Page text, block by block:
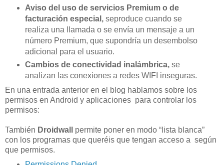
Aviso del uso de servicios Premium o de
facturación especial,seproduce cuando se
realiza una llamada o se envía un mensaje a un
número Premium, que supondría un desembolso
adicional para el usuario.
Cambios de conectividad inalámbrica,se
analizan las conexiones a redes WIFI inseguras.
En una entrada anterior en el blog hablamos sobre los
permisos en Android y aplicaciones para controlar los
permisos:
También Droidwall
permite poner en modo “lista blanca”
con los programas que queréis que tengan acceso a según
que permisos.